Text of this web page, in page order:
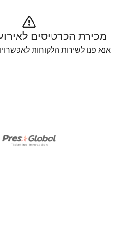
מכירת הכרטיסים
אנא פנו לשירות הלקוחות